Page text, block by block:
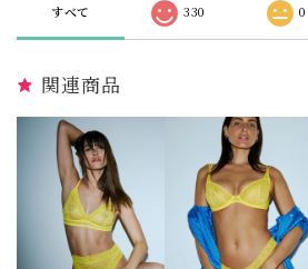
すべて 330 0
関連商品